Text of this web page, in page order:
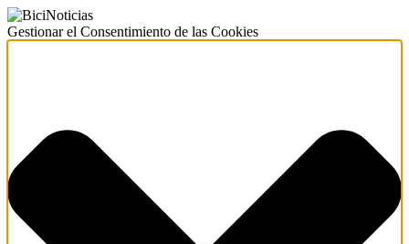
Gestionar el Consentimiento de las Cookies